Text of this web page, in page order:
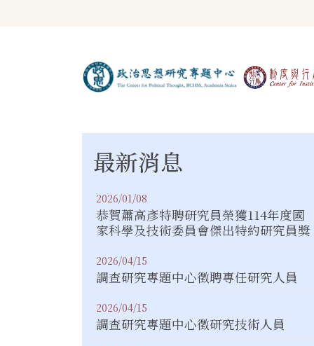
最新消息
2026/01/08
恭賀蕭高彥特聘研究員榮獲114年度國
家科學及技術委員會傑出特約研究員獎
2026/04/15
調查研究專題中心徵聘專任研究人員
2026/04/15
調查研究專題中心徵研究技術人員